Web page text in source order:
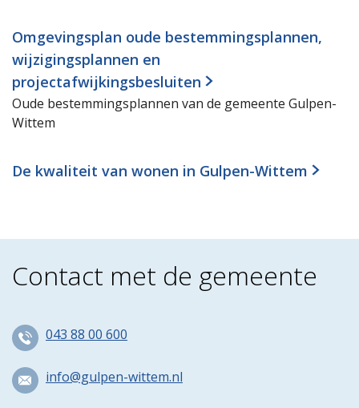
Omgevingsplan oude bestemmingsplannen,
wijzigingsplannen en
projectafwijkingsbesluiten
Oude bestemmingsplannen van de gemeente Gulpen-
Wittem
De kwaliteit van wonen in Gulpen-Wittem
Contact met de gemeente
043 88 00 600
info@gulpen-wittem.nl